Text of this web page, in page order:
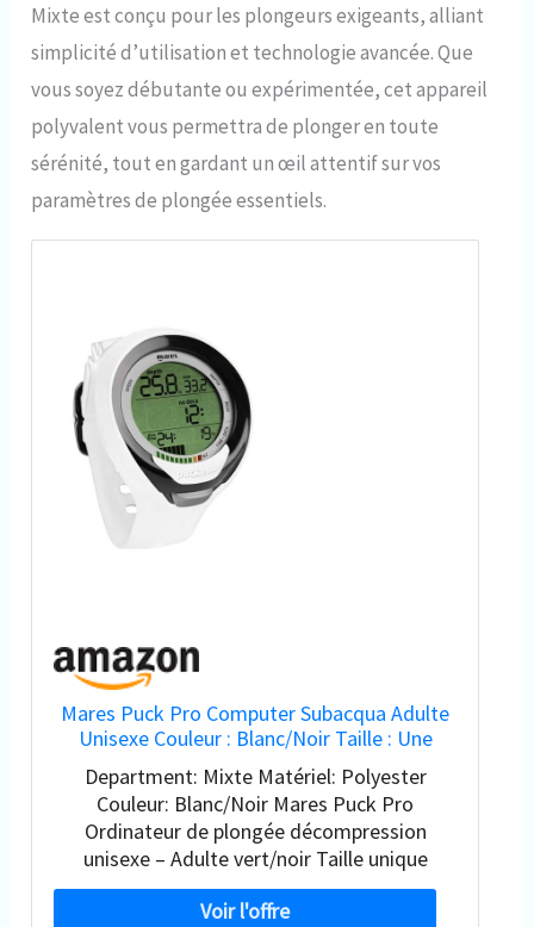
Mixte est conçu pour les plongeurs exigeants, alliant
simplicité d’utilisation et technologie avancée. Que
vous soyez débutante ou expérimentée, cet appareil
polyvalent vous permettra de plonger en toute
sérénité, tout en gardant un œil attentif sur vos
paramètres de plongée essentiels.
Mares Puck Pro Computer Subacqua Adulte
Unisexe Couleur : Blanc/Noir Taille : Une
Taille
Department: Mixte Matériel: Polyester
Couleur: Blanc/Noir Mares Puck Pro
Ordinateur de plongée décompression
unisexe – Adulte vert/noir Taille unique